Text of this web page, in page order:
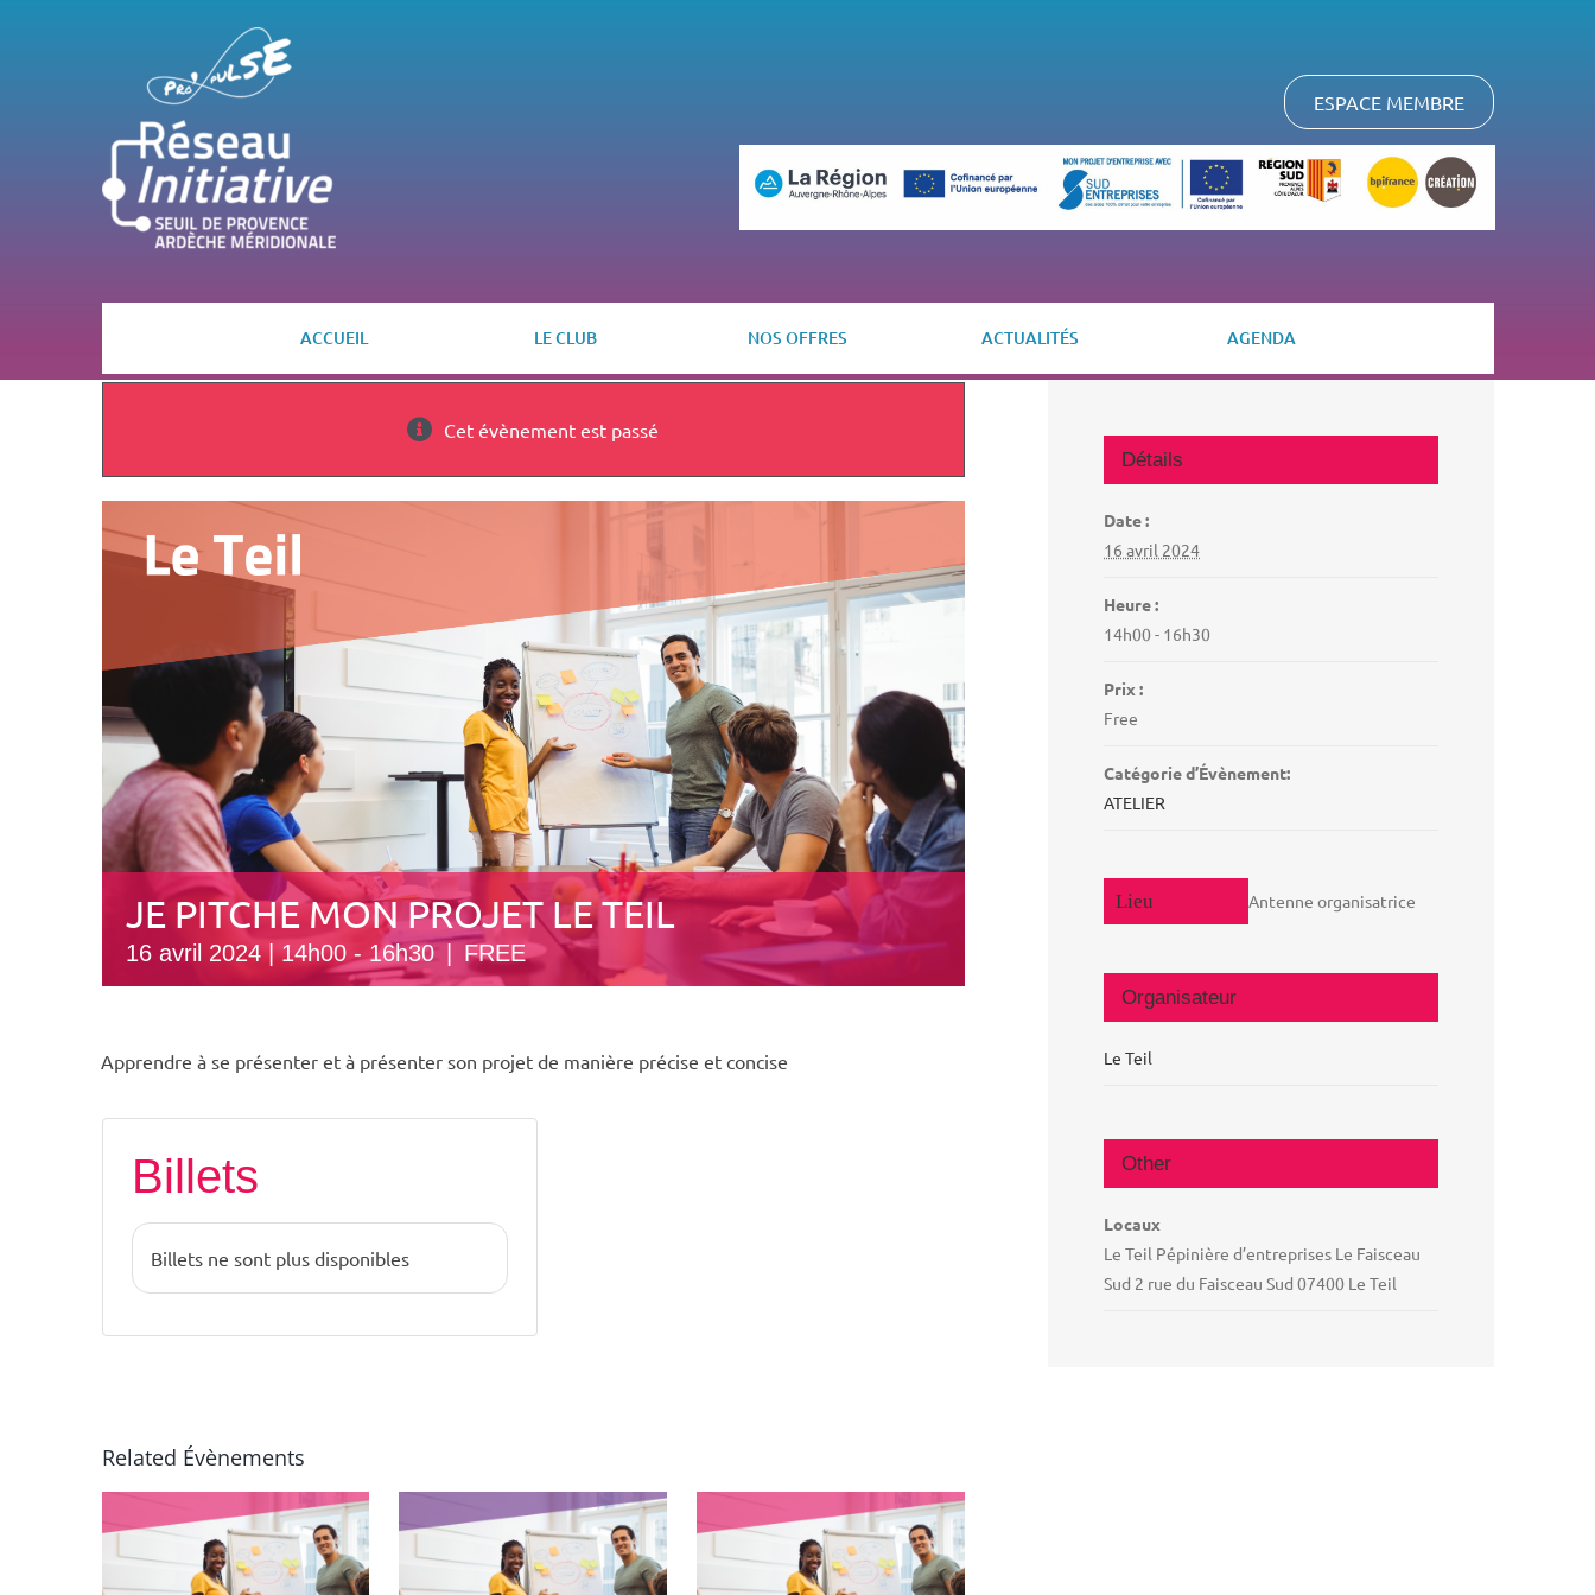
ESPACE MEMBRE
ACCUEIL LE CLUB NOS OFFRES ACTUALITÉS AGENDA
Cet évènement est passé
JE PITCHE MON PROJET LE TEIL
16 avril 2024 | 14h00-16h30 FREE
Apprendre à se présenter et à présenter son projet de manière précise et concise
Billets
Billets ne sont plus disponibles
Related Évènements
Détails
Date :
16 avril 2024
Heure :
14h00 - 16h30
Prix :
Free
Catégorie d’Évènement:
ATELIER
Antenne organisatrice
Organisateur
Le Teil
Other
Locaux
Le Teil Pépinière d’entreprises Le Faisceau
Sud 2 rue du Faisceau Sud 07400 Le Teil